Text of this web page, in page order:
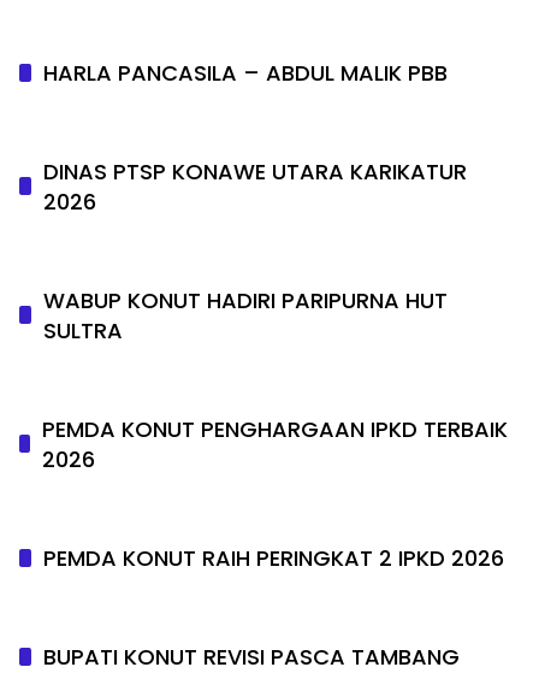
HARLA PANCASILA – ABDUL MALIK PBB
DINAS PTSP KONAWE UTARA KARIKATUR
2026
WABUP KONUT HADIRI PARIPURNA HUT
SULTRA
PEMDA KONUT PENGHARGAAN IPKD TERBAIK
2026
PEMDA KONUT RAIH PERINGKAT 2 IPKD 2026
BUPATI KONUT REVISI PASCA TAMBANG